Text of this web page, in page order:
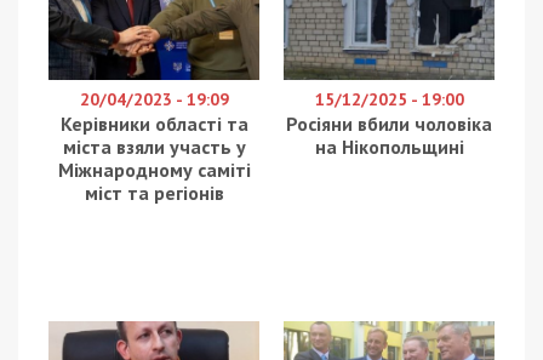
20/04/2023 - 19:09
Керівники області та
міста взяли участь у
Міжнародному саміті
міст та регіонів
15/12/2025 - 19:00
Росіяни вбили чоловіка
на Нікопольщині